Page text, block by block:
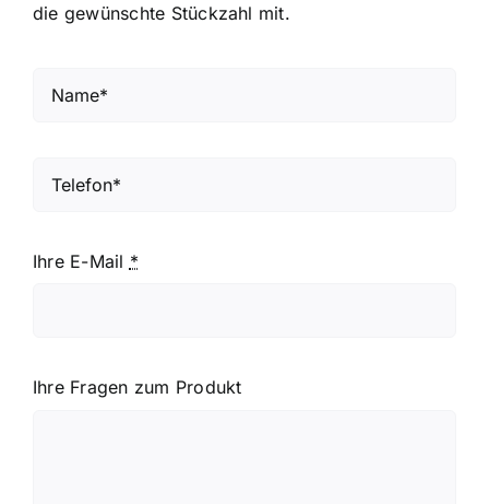
die gewünschte Stückzahl mit.
Ihre E-Mail *
Ihre Fragen zum Produkt